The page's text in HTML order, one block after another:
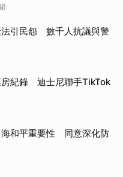
法引民怨 數千人抗議與警
房紀錄 迪士尼聯手TikTok
海和平重要性 同意深化防